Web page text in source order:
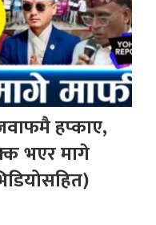
हप्काए,
भएर मागे